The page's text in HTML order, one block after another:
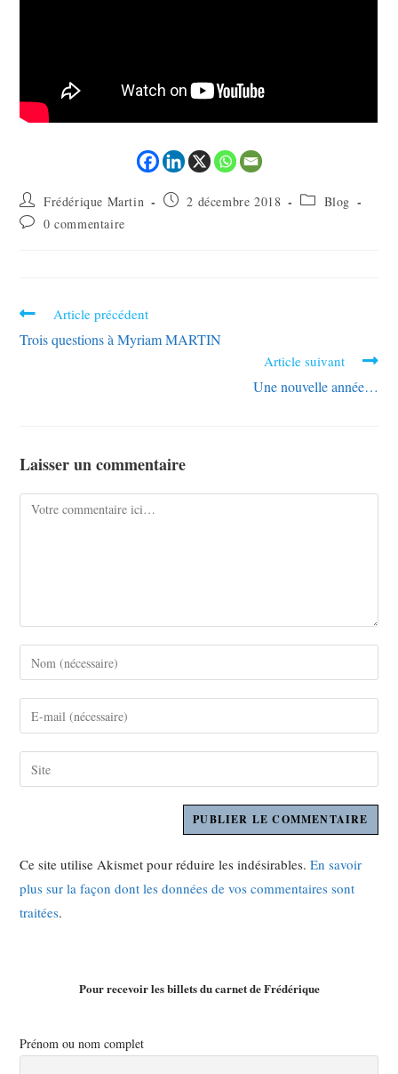
Frédérique Martin 2 décembre 2018
Blog
0 commentaire
Article précédent
Trois questions à Myriam MARTIN
Article suivant
Une nouvelle année…
Laisser un commentaire
Ce site utilise Akismet pour réduire les indésirables.En savoir
plus sur la façon dont les données de vos commentaires sont
traitées.
Pour recevoir les billets du carnet de Frédérique
Prénom ou nom complet